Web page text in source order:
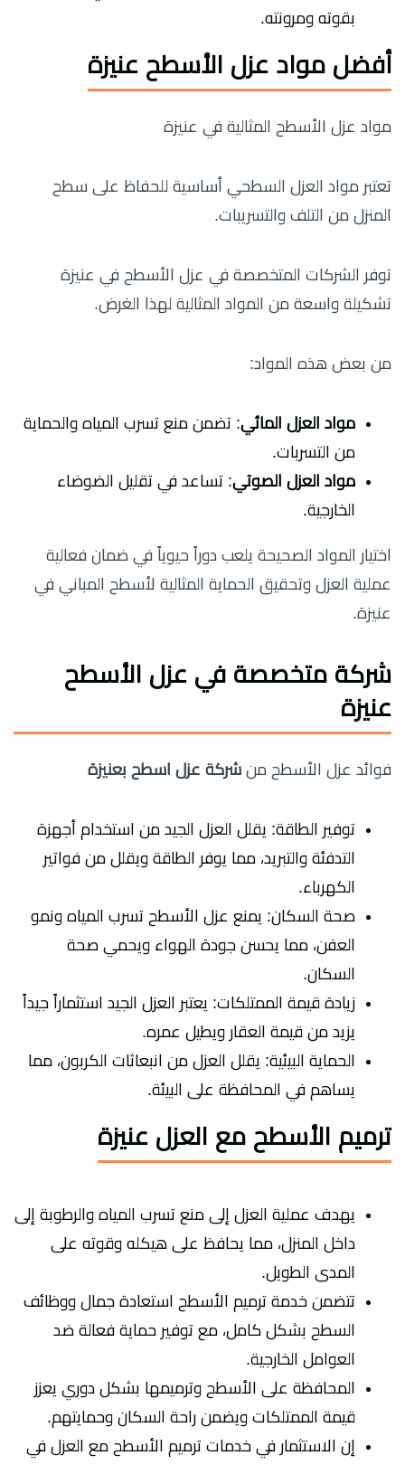
بقوته ومرونته.
أفضل مواد عزل الأسطح عنيزة
مواد عزل الأسطح المثالية في عنيزة
تعتبر مواد العزل السطحي أساسية للحفاظ على سطح
المنزل من التلف والتسريبات.
توفر الشركات المتخصصة في عزل الأسطح في عنيزة
تشكيلة واسعة من المواد المثالية لهذا الغرض.
من بعض هذه المواد:
مواد العزل المائي: تضمن منع تسرب المياه والحماية
من التسربات.
مواد العزل الصوتي: تساعد في تقليل الضوضاء
الخارجية.
اختيار المواد الصحيحة يلعب دوراً حيوياً في ضمان فعالية
عملية العزل وتحقيق الحماية المثالية لأسطح المباني في
عنيزة.
شركة متخصصة في عزل الأسطح
عنيزة
فوائد عزل الأسطح من شركة عزل اسطح بعنيزة
توفير الطاقة: يقلل العزل الجيد من استخدام أجهزة
التدفئة والتبريد، مما يوفر الطاقة ويقلل من فواتير
الكهرباء.
صحة السكان: يمنع عزل الأسطح تسرب المياه ونمو
العفن، مما يحسن جودة الهواء ويحمي صحة
السكان.
زيادة قيمة الممتلكات: يعتبر العزل الجيد استثماراً جيداً
يزيد من قيمة العقار ويطيل عمره.
الحماية البيئية: يقلل العزل من انبعاثات الكربون، مما
يساهم في المحافظة على البيئة.
ترميم الأسطح مع العزل عنيزة
يهدف عملية العزل إلى منع تسرب المياه والرطوبة إلى
داخل المنزل، مما يحافظ على هيكله وقوته على
المدى الطويل.
تتضمن خدمة ترميم الأسطح استعادة جمال ووظائف
السطح بشكل كامل، مع توفير حماية فعالة ضد
العوامل الخارجية.
المحافظة على الأسطح وترميمها بشكل دوري يعزز
قيمة الممتلكات ويضمن راحة السكان وحمايتهم.
إن الاستثمار في خدمات ترميم الأسطح مع العزل في